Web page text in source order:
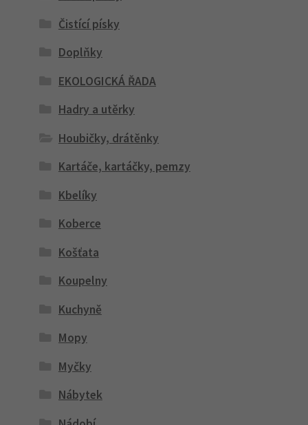
Čistící písky
Doplňky
EKOLOGICKÁ ŘADA
Hadry a utěrky
Houbičky, drátěnky
Kartáče, kartáčky, pemzy
Kbelíky
Koberce
Košťata
Koupelny
Kuchyně
Mopy
Myčky
Nábytek